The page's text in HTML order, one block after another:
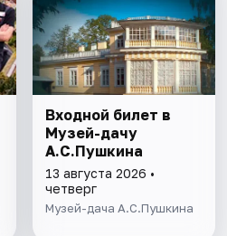
Входной билет в
Музей-дачу
А.С.Пушкина
13 августа 2026 •
четверг
Музей-дача А.С.Пушкина